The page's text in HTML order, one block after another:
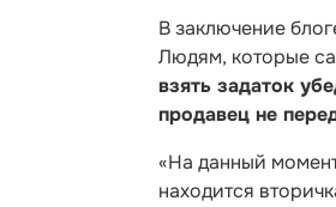
В заключение
Людям, которые
взять задаток
продавец не
«На данный
находится